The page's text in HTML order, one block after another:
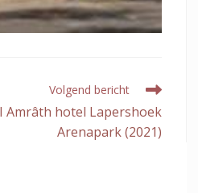
Volgend bericht
Amrâth hotel Lapershoek
Arenapark (2021)